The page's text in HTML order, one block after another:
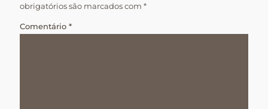
obrigatórios são marcados com *
Comentário *